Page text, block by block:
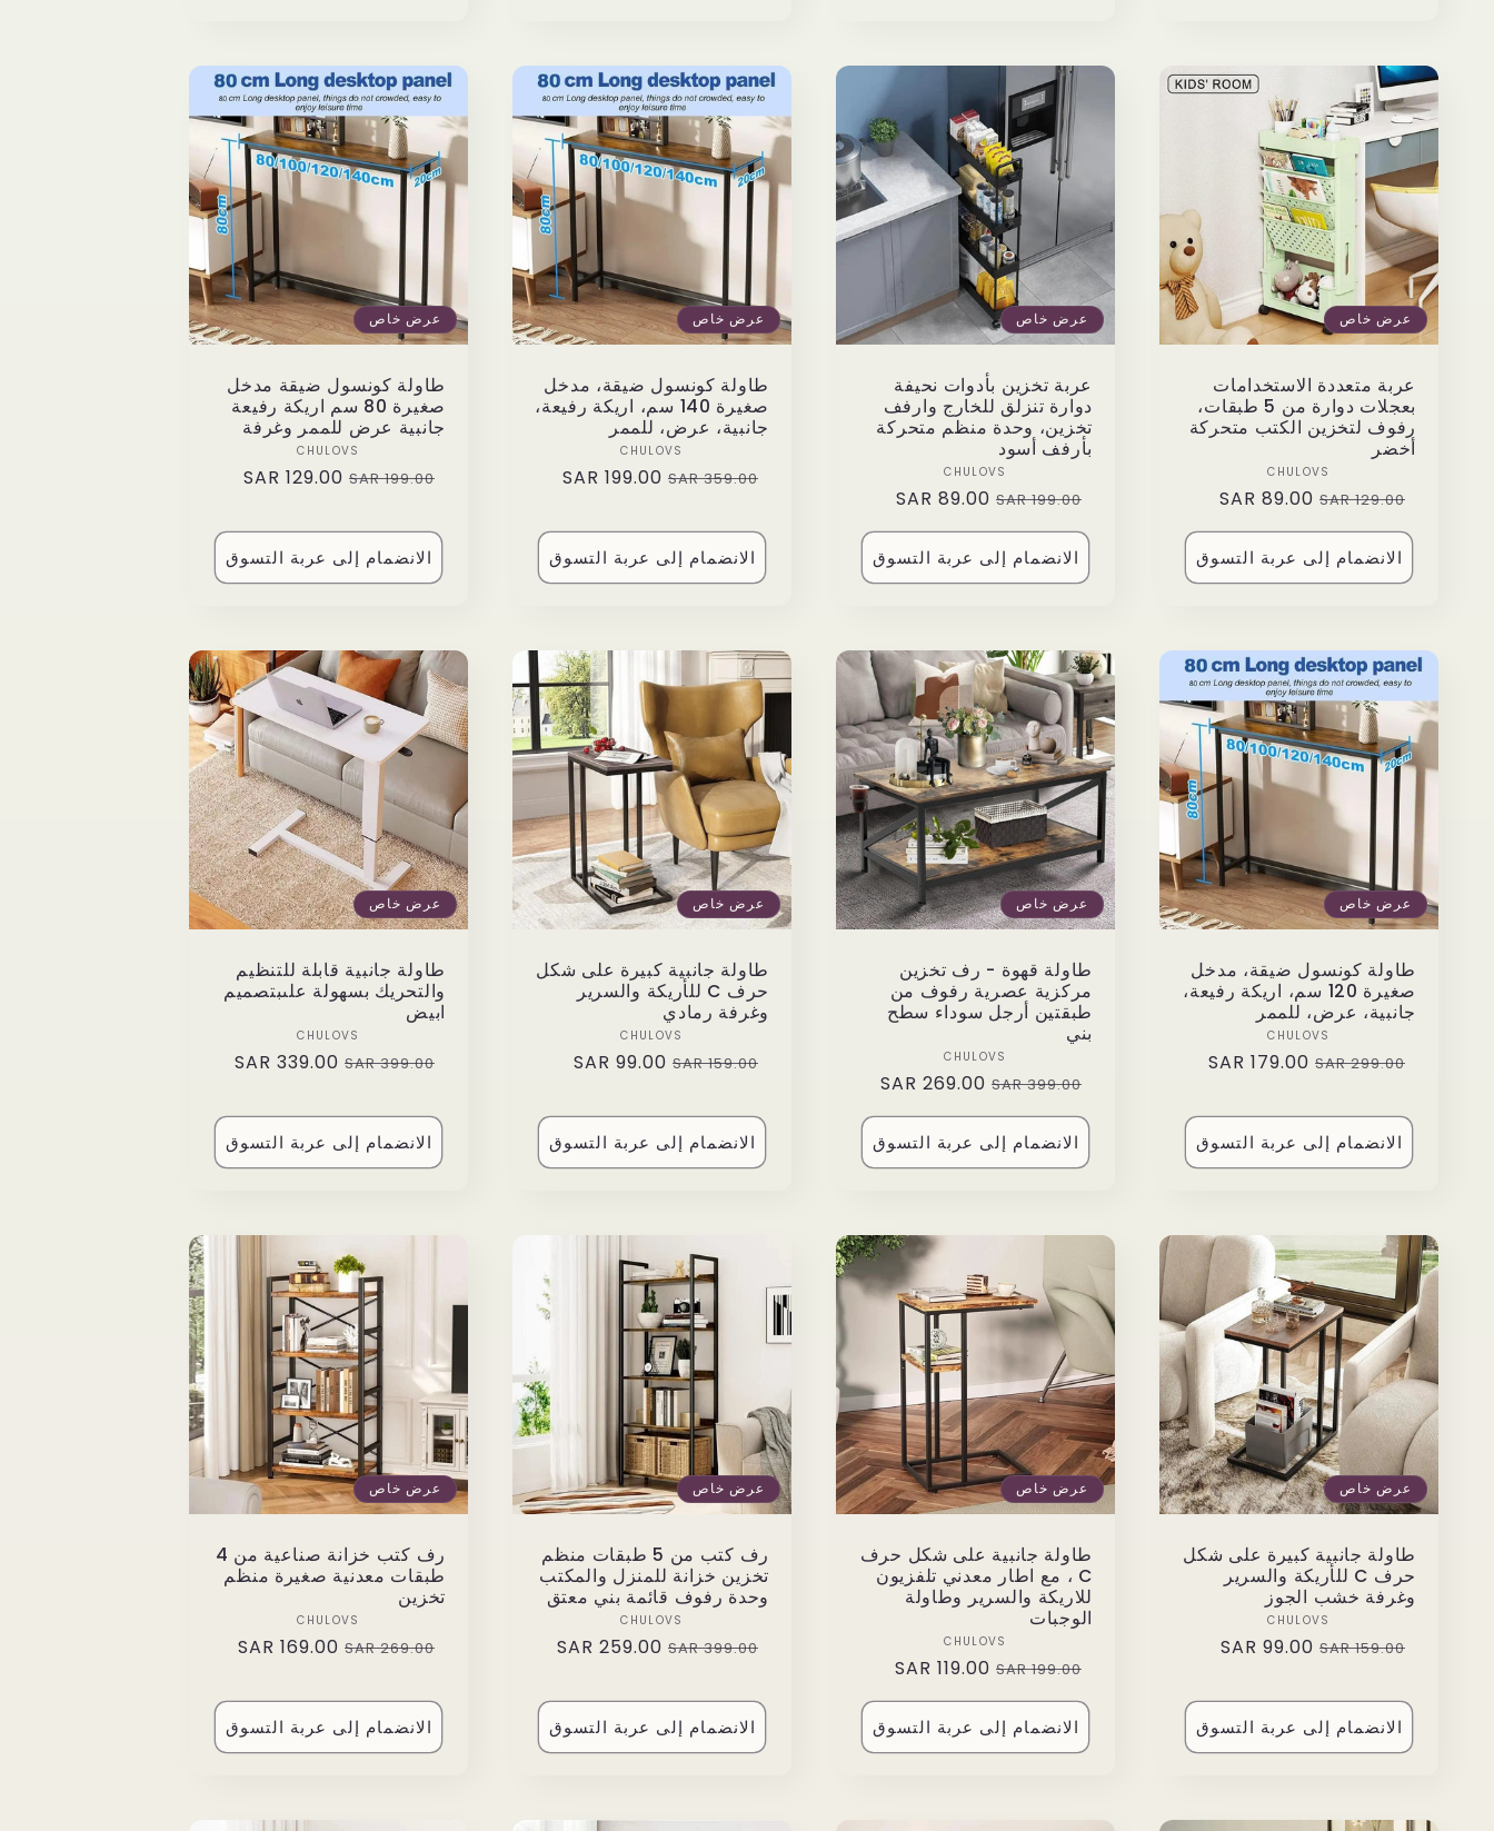
عرض خاص
عربة متعددة الاستخدامات
بعجلات دوارة من 5 طبقات،
رفوف لتخزين الكتب متحركة
أخضر
Vendor:
CHULOVS
Regular
price
129.00 SAR
Sale
price
89.00 SAR
الانضمام إلى عربة التسوق
عرض خاص
عربة تخزين بأدوات نحيفة
دوارة تنزلق للخارج وارفف
تخزين، وحدة منظم متحركة
بأرفف أسود
Vendor:
CHULOVS
Regular
price
199.00 SAR
Sale
price
89.00 SAR
الانضمام إلى عربة التسوق
عرض خاص
طاولة كونسول ضيقة، مدخل
صغيرة 140 سم، اريكة رفيعة،
جانبية، عرض، للممر
Vendor:
CHULOVS
Regular
359.00 SAR
Sale
199.00 SAR
الانضمام إلى عربة التسوق
عرض خاص
طاولة كونسول ضيقة مدخل
صغيرة 80 سم اريكة رفيعة
جانبية عرض للممر وغرفة
Vendor:
CHULOVS
Regular
199.00 SAR
Sale
129.00 SAR
الانضمام إلى عربة التسوق
عرض خاص
طاولة كونسول ضيقة، مدخل
صغيرة 120 سم، اريكة رفيعة،
جانبية، عرض، للممر
Vendor:
CHULOVS
Regular
299.00 SAR
Sale
179.00 SAR
الانضمام إلى عربة التسوق
عرض خاص
طاولة قهوة - رف تخزين
مركزية عصرية رفوف من
طبقتين أرجل سوداء سطح
بني
Vendor:
CHULOVS
Regular
price
399.00 SAR
Sale
price
269.00 SAR
الانضمام إلى عربة التسوق
عرض خاص
طاولة جانبية كبيرة على شكل
حرف C للأريكة والسرير
وغرفة رمادي
Vendor:
CHULOVS
Regular
159.00 SAR
Sale
99.00 SAR
الانضمام إلى عربة التسوق
عرض خاص
طاولة جانبية قابلة للتنظيم
والتحريك بسهولة علىبتصميم
ابيض
Vendor:
CHULOVS
Regular
399.00 SAR
Sale
339.00 SAR
الانضمام إلى عربة التسوق
عرض خاص
طاولة جانبية كبيرة على شكل
حرف C للأريكة والسرير
وغرفة خشب الجوز
Vendor:
CHULOVS
Regular
159.00 SAR
Sale
99.00 SAR
الانضمام إلى عربة التسوق
عرض خاص
طاولة جانبية على شكل حرف
C ، مع اطار معدني تلفزيون
للاريكة والسرير وطاولة
الوجبات
Vendor:
CHULOVS
Regular
price
199.00 SAR
Sale
price
119.00 SAR
الانضمام إلى عربة التسوق
عرض خاص
رف كتب من 5 طبقات منظم
تخزين خزانة للمنزل والمكتب
وحدة رفوف قائمة بني معتق
Vendor:
CHULOVS
Regular
399.00 SAR
Sale
259.00 SAR
الانضمام إلى عربة التسوق
عرض خاص
رف كتب خزانة صناعية من 4
طبقات معدنية صغيرة منظم
تخزين
Vendor:
CHULOVS
Regular
269.00 SAR
Sale
169.00 SAR
الانضمام إلى عربة التسوق